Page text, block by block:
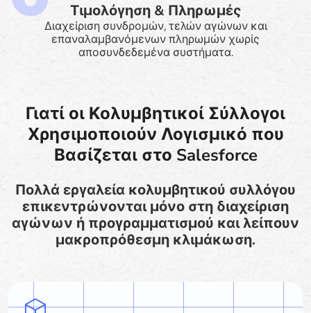
Τιμολόγηση & Πληρωμές
Διαχείριση συνδρομών, τελών αγώνων και
επαναλαμβανόμενων πληρωμών χωρίς
αποσυνδεδεμένα συστήματα.
Γιατί οι Κολυμβητικοί Σύλλογοι
Χρησιμοποιούν Λογισμικό που
Βασίζεται στο Salesforce
Πολλά εργαλεία κολυμβητικού συλλόγου
επικεντρώνονται μόνο στη διαχείριση
αγώνων ή προγραμματισμού και λείπουν
μακροπρόθεσμη κλιμάκωση.